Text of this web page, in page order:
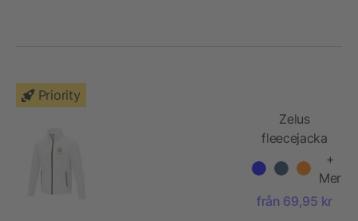
Priority
Zelus
fleecejacka
+
Mer
från 69,95 kr